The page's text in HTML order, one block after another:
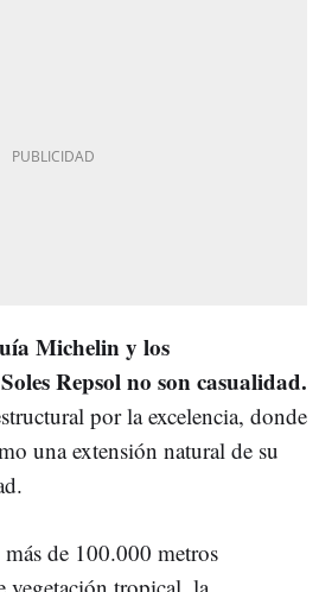
Michelin y los
Repsol no son casualidad.
por la excelencia, donde
una extensión natural de su
de 100.000 metros